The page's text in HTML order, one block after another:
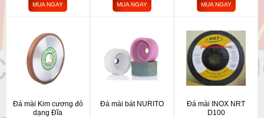
MUA NGAY MUA NGAY MUA NGAY
Đá mài Kim cương đỏ
dạng Đĩa
Đá mài bát NURITO
Đá mài INOX NRT
D100